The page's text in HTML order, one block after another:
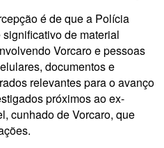
é de que a Polícia
de material
Vorcaro e pessoas
documentos e
relevantes para o avanço
próximos ao ex-
cunhado de Vorcaro, que